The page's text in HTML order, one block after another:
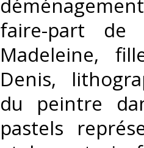
faire-part de
Madeleine,
Denis,
du peintre
pastels